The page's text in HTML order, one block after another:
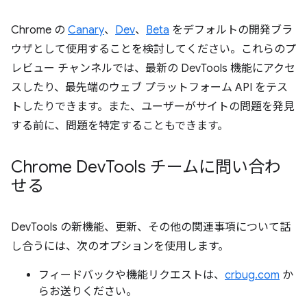
Chrome の Canary、 Dev、 Beta をデフォルトの開発ブラ
ウザとして使用することを検討してください。これらのプ
レビュー チャンネルでは、最新の DevTools 機能にアクセ
スしたり、最先端のウェブ プラットフォーム API をテス
トしたりできます。また、ユーザーがサイトの問題を発見
する前に、問題を特定することもできます。
Chrome DevTools チームに問い合わ
せる
DevTools の新機能、更新、その他の関連事項について話
し合うには、次のオプションを使用します。
フィードバックや機能リクエストは、 crbug.com か
らお送りください。